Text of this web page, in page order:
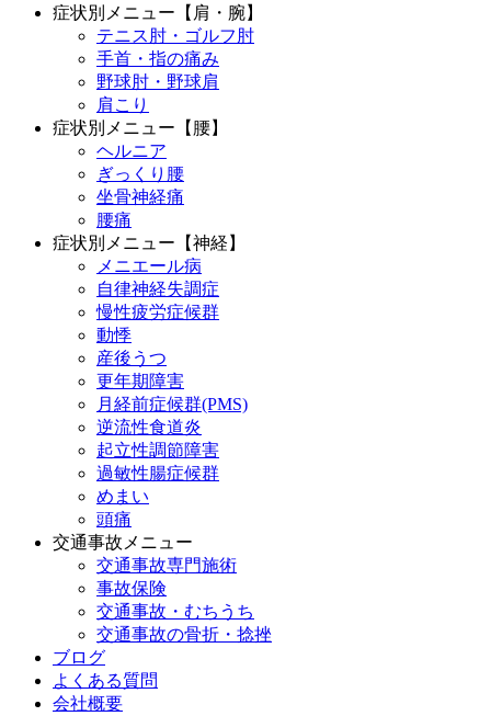
症状別メニュー【肩・腕】
テニス肘・ゴルフ肘
手首・指の痛み
野球肘・野球肩
肩こり
症状別メニュー【腰】
ヘルニア
ぎっくり腰
坐骨神経痛
腰痛
症状別メニュー【神経】
メニエール病
自律神経失調症
慢性疲労症候群
動悸
産後うつ
更年期障害
月経前症候群(PMS)
逆流性食道炎
起立性調節障害
過敏性腸症候群
めまい
頭痛
交通事故メニュー
交通事故専門施術
事故保険
交通事故・むちうち
交通事故の骨折・捻挫
ブログ
よくある質問
会社概要